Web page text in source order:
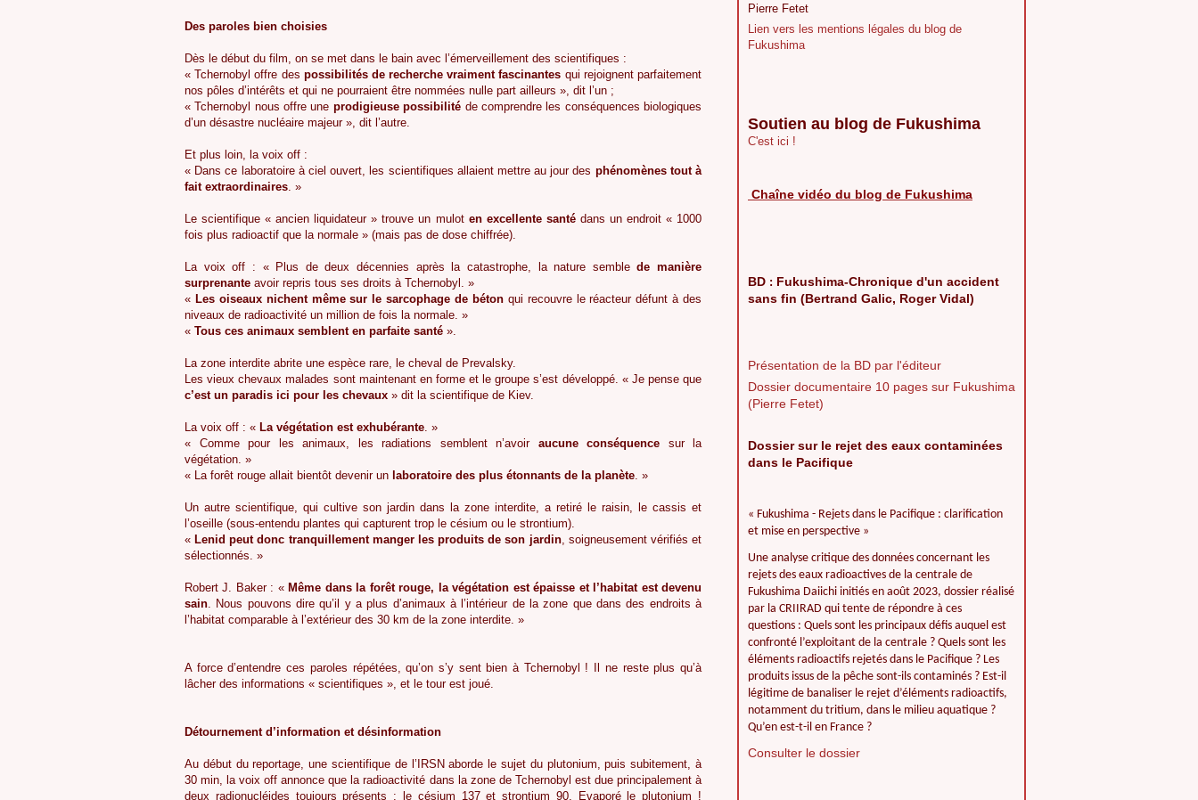
Des paroles bien choisies
Dès le début du film, on se met dans le bain avec l’émerveillement des scientifiques :
« Tchernobyl offre des possibilités de recherche vraiment fascinantes qui rejoignent parfaitement
nos pôles d’intérêts et qui ne pourraient être nommées nulle part ailleurs », dit l’un ;
« Tchernobyl nous offre une prodigieuse possibilité de comprendre les conséquences biologiques
d’un désastre nucléaire majeur », dit l’autre.
Et plus loin, la voix off :
« Dans ce laboratoire à ciel ouvert, les scientifiques allaient mettre au jour des phénomènes tout à
fait extraordinaires. »
Le scientifique « ancien liquidateur » trouve un mulot en excellente santédans un endroit « 1000
fois plus radioactif que la normale » (mais pas de dose chiffrée).
La voix off : « Plus de deux décennies après la catastrophe, la nature semblede manière
surprenante avoir repris tous ses droits à Tchernobyl. »
« Les oiseaux nichent même sur le sarcophage de bétonqui recouvre le réacteur défunt à des
niveaux de radioactivité un million de fois la normale. »
« Tous ces animaux semblent en parfaite santé ».
La zone interdite abrite une espèce rare, le cheval de Prevalsky.
Les vieux chevaux malades sont maintenant en forme et le groupe s’est développé. « Je pense que
c’est un paradis ici pour les chevaux » dit la scientifique de Kiev.
La voix off : « La végétation est exhubérante. »
« Comme pour les animaux, les radiations semblent n’avoir aucune conséquence sur la
végétation. »
« La forêt rouge allait bientôt devenir un laboratoire des plus étonnants de la planète. »
Un autre scientifique, qui cultive son jardin dans la zone interdite, a retiré le raisin, le cassis et
l’oseille (sous-entendu plantes qui capturent trop le césium ou le strontium).
« Lenid peut donc tranquillement manger les produits de son jardin, soigneusement vérifiés et
sélectionnés. »
Robert J. Baker : « Même dans la forêt rouge, la végétation est épaisse et l’habitat est devenu
sain. Nous pouvons dire qu’il y a plus d’animaux à l’intérieur de la zone que dans des endroits à
l’habitat comparable à l’extérieur des 30 km de la zone interdite. »
A force d’entendre ces paroles répétées, qu’on s’y sent bien à Tchernobyl ! Il ne reste plus qu’à
lâcher des informations « scientifiques », et le tour est joué.
Détournement d’information et désinformation
Au début du reportage, une scientifique de l’IRSN aborde le sujet du plutonium, puis subitement, à
30 min, la voix off annonce que la radioactivité dans la zone de Tchernobyl est due principalement à
deux radionucléides toujours présents : le césium 137 et strontium 90. Evaporé le plutonium !
Pierre Fetet
Lien vers les mentions légales du blog de
Fukushima
Soutien au blog de Fukushima
C'est ici !
Chaîne vidéo du blog de Fukushima
BD : Fukushima-Chronique d'un accident
sans fin (Bertrand Galic, Roger Vidal)
Présentation de la BD par l'éditeur
Dossier documentaire 10 pages sur Fukushima
(Pierre Fetet)
Dossier sur le rejet des eaux contaminées
dans le Pacifique
« Fukushima - Rejets dans le Pacifique : clarification
et mise en perspective »
Une analyse critique des données concernant les
rejets des eaux radioactives de la centrale de
Fukushima Daiichi initiés en août 2023, dossier réalisé
par la CRIIRAD qui tente de répondre à ces
questions : Quels sont les principaux défis auquel est
confronté l’exploitant de la centrale ? Quels sont les
éléments radioactifs rejetés dans le Pacifique ? Les
produits issus de la pêche sont-ils contaminés ? Est-il
légitime de banaliser le rejet d’éléments radioactifs,
notamment du tritium, dans le milieu aquatique ?
Qu’en est-t-il en France ?
Consulter le dossier